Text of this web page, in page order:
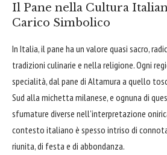
Il Pane nella Cultura
Carico Simbolico
In Italia, il pane ha un valore quasi sacro,
tradizioni culinarie e nella religione. Ogni
specialità, dal pane di Altamura a quello
Sud alla michetta milanese, e ognuna di
sfumature diverse nell'interpretazione
contesto italiano è spesso intriso di
riunita, di festa e di abbondanza.